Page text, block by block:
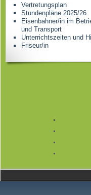
Vertretungsplan
Stundenpläne 2025/26
Eisenbahner/in im
und Transport
Unterrichtszeiten und
Friseur/in